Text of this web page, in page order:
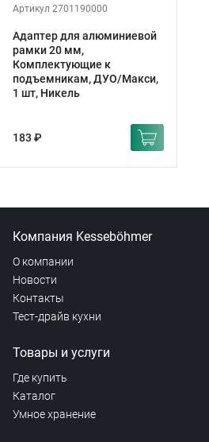
Артикул 2701190000
Адаптер для алюминиевой
рамки 20 мм,
Комплектующие к
подъемникам, ДУО/Макси,
1 шт, Никель
183 ₽
Компания Kesseböhmer
О компании
Новости
Контакты
Тест-драйв кухни
Товары и услуги
Где купить
Каталог
Умное хранение